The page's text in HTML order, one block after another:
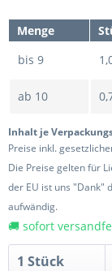
Menge
bis 9
ab 10
Inhalt je
Preise inkl.
Die Preise gelten für
der EU ist uns "Dank"
aufwändig.
🚚 sofort